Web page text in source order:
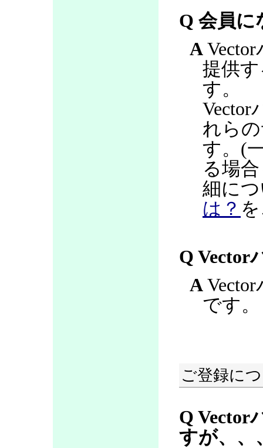
Q 会員に
A
提供
す。
Vector
れら
す。(
る場
細に
は？
Q Vector
A
です。
ご登録に
Q Vector
すが、、